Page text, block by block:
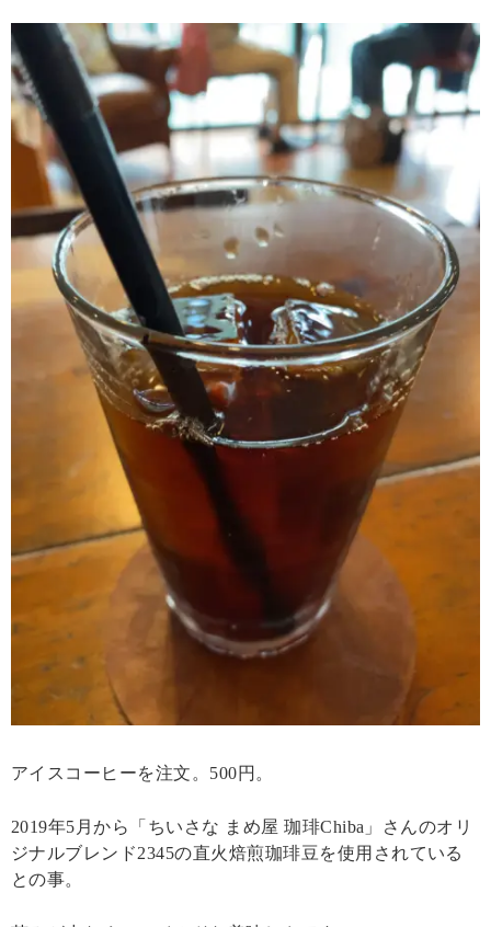
アイスコーヒーを注文。500円。
2019年5月から「ちいさな まめ屋 珈琲Chiba」さんのオリ
ジナルブレンド2345の直火焙煎珈琲豆を使用されている
との事。